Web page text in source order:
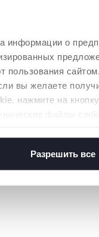
информации о
пользования
вы желаете
нажмите на кнопку
Разрешить все
2 Цвета
Spoon 8м+